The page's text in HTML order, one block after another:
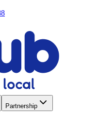
Partnership